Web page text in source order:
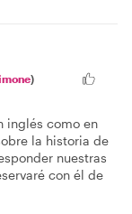
)
inglés como en
la historia de
nuestras
con él de